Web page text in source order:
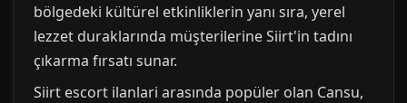
bölgedeki kültürel etkinliklerin yanı sıra, yerel
lezzet duraklarında müşterilerine Siirt'in tadını
çıkarma fırsatı sunar.
Siirt escort ilanlari arasında popüler olan Cansu,